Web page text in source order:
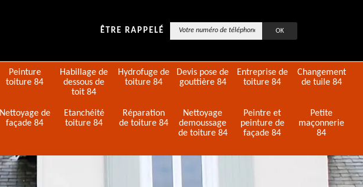
ÊTRE RAPPELÉ
Peinture
toiture 84
Habillage de
dessous de
toit 84
Hydrofuge de
toiture 84
Devis pose de
gouttière 84
Entreprise de
toiture 84
Changement
de tuile 84
Nettoyage de
façade 84
Etanchéité
toiture 84
Réparation
de toiture 84
Nettoyage
demoussage
de toiture 84
Peintre et
peinture de
façade 84
Petite
maçonnerie
84